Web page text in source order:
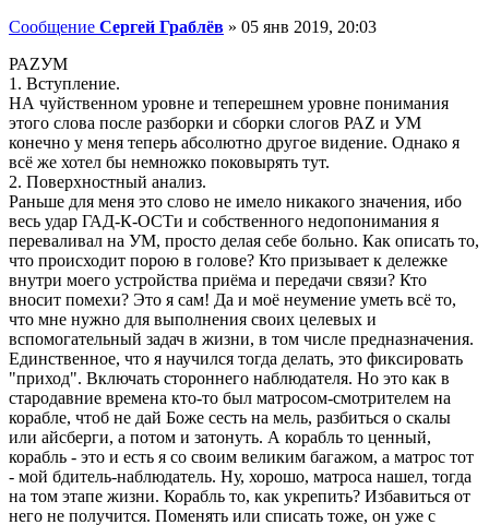
Сообщение Сергей Граблёв » 05 янв 2019, 20:03
РАZУМ
1. Вступление.
НА чуйственном уровне и теперешнем уровне понимания
этого слова после разборки и сборки слогов РАZ и УМ
конечно у меня теперь абсолютно другое видение. Однако я
всё же хотел бы немножко поковырять тут.
2. Поверхностный анализ.
Раньше для меня это слово не имело никакого значения, ибо
весь удар ГАД-К-ОСТи и собственного недопонимания я
переваливал на УМ, просто делая себе больно. Как описать то,
что происходит порою в голове? Кто призывает к дележке
внутри моего устройства приёма и передачи связи? Кто
вносит помехи? Это я сам! Да и моё неумение уметь всё то,
что мне нужно для выполнения своих целевых и
вспомогательный задач в жизни, в том числе предназначения.
Единственное, что я научился тогда делать, это фиксировать
"приход". Включать стороннего наблюдателя. Но это как в
стародавние времена кто-то был матросом-смотрителем на
корабле, чтоб не дай Боже сесть на мель, разбиться о скалы
или айсберги, а потом и затонуть. А корабль то ценный,
корабль - это и есть я со своим великим багажом, а матрос тот
- мой бдитель-наблюдатель. Ну, хорошо, матроса нашел, тогда
на том этапе жизни. Корабль то, как укрепить? Избавиться от
него не получится. Поменять или списать тоже, он уже с